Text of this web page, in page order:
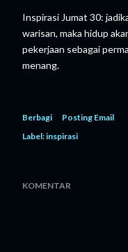
Inspirasi Jumat 30:
warisan, maka hidup
pekerjaan sebagai
menang.
Berbagi
Posting Email
Label:inspirasi
KOMENTAR